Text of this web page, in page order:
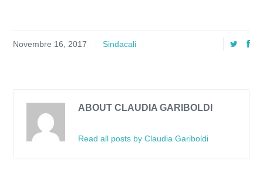
Novembre 16, 2017 Sindacali
ABOUT CLAUDIA GARIBOLDI
Read all posts by Claudia Gariboldi